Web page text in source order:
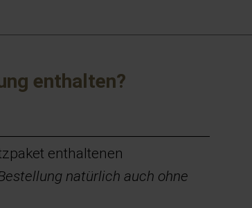
enthalten?
enthaltenen
natürlich auch ohne